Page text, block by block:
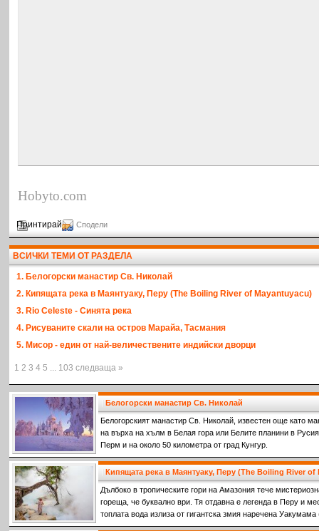
Hobyto.com
Принтирай Сподели
ВСИЧКИ ТЕМИ ОТ РАЗДЕЛА
1. Белогорски манастир Св. Николай
2. Кипящата река в Маянтуаку, Перу (The Boiling River of Mayantuyacu)
3. Rio Celeste - Синята река
4. Рисуваните скали на остров Марайа, Тасмания
5. Мисор - един от най-величествените индийски дворци
1 2 3 4 5 ... 103 следваща »
Белогорски манастир Св. Николай
Белогорският манастир Св. Николай, известен още като
на върха на хълм в Белая гора или Белите планини в
Перм и на около 50 километра от град Кунгур.
Кипящата река в Маянтуаку, Перу (The Boiling River of
Дълбоко в тропическите гори на Амазония тече
гореща, че буквално ври. Тя отдавна е легенда в Перу и
топлата вода излиза от гигантска змия наречена
водите.